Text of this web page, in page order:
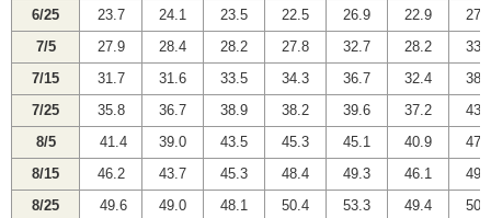
6/25 23.7 24.1 23.5 22.5 26.9 22.9
7/5 27.9 28.4 28.2 27.8 32.7 28.2
7/15 31.7 31.6 33.5 34.3 36.7 32.4
7/25 35.8 36.7 38.9 38.2 39.6 37.2
8/5 41.4 39.0 43.5 45.3 45.1 40.9
8/15 46.2 43.7 45.3 48.4 49.3 46.1
8/25 49.6 49.0 48.1 50.4 53.3 49.4